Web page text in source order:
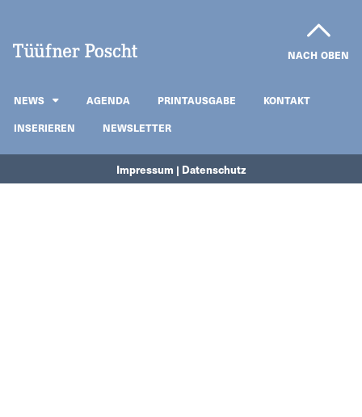
NACH OBEN
NEWS AGENDA PRINTAUSGABE
KONTAKT
INSERIEREN
NEWSLETTER
Impressum | Datenschutz